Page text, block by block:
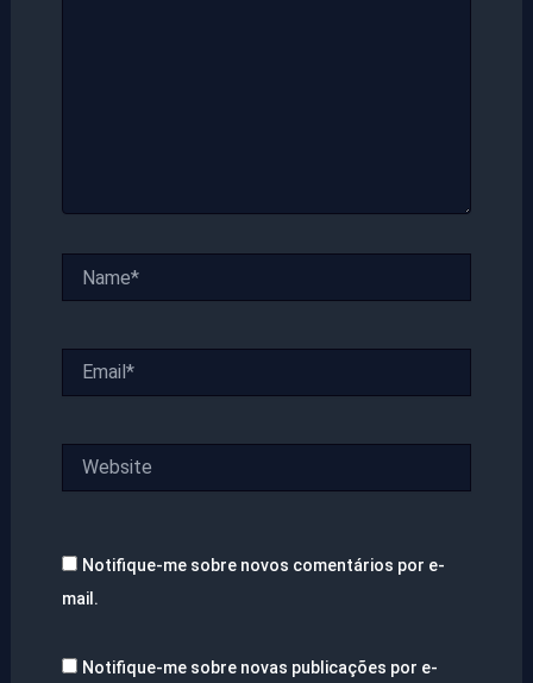
Notifique-me sobre novos comentários por e-
mail.
Notifique-me sobre novas publicações por e-